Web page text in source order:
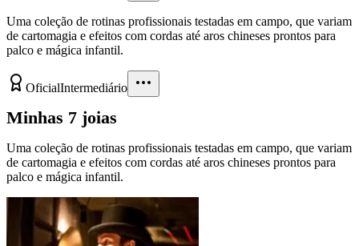
Uma coleção de rotinas profissionais testadas em campo, que variam
de cartomagia e efeitos com cordas até aros chineses prontos para
palco e mágica infantil.
OficialIntermediário
Minhas 7 joias
Uma coleção de rotinas profissionais testadas em campo, que variam
de cartomagia e efeitos com cordas até aros chineses prontos para
palco e mágica infantil.